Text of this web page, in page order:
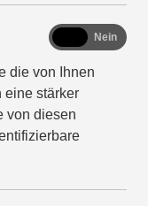
die von Ihnen
eine stärker
von diesen
functional
Nein
Aber das
mit
Nähe